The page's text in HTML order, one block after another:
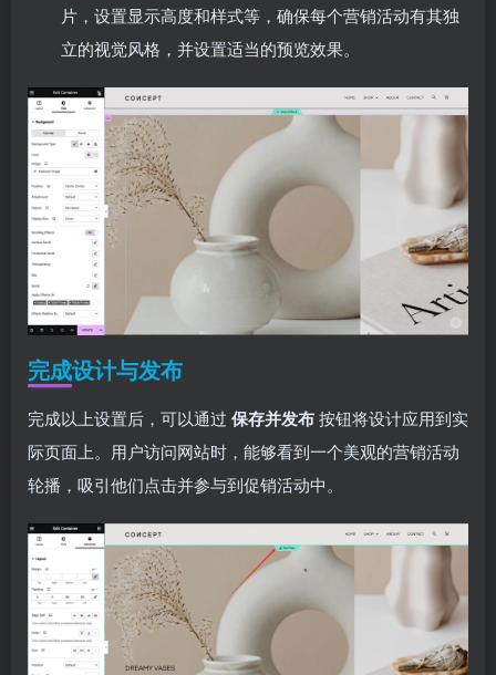
片，设置显示高度和样式等，确保每个营销活动有其独
立的视觉风格，并设置适当的预览效果。
完成设计与发布
完成以上设置后，可以通过 保存并发布按钮将设计应用到实
际页面上。用户访问网站时，能够看到一个美观的营销活动
轮播，吸引他们点击并参与到促销活动中。